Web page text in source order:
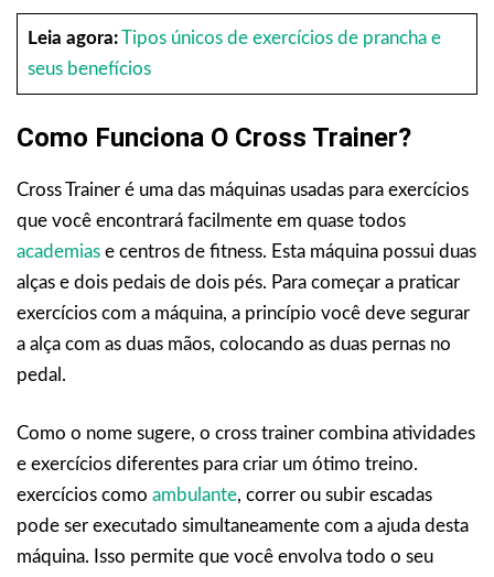
Leia agora: Tipos únicos de exercícios de prancha e
seus benefícios
Como Funciona O Cross Trainer?
Cross Trainer é uma das máquinas usadas para exercícios
que você encontrará facilmente em quase todos
academias e centros de fitness. Esta máquina possui duas
alças e dois pedais de dois pés. Para começar a praticar
exercícios com a máquina, a princípio você deve segurar
a alça com as duas mãos, colocando as duas pernas no
pedal.
Como o nome sugere, o cross trainer combina atividades
e exercícios diferentes para criar um ótimo treino.
exercícios como ambulante, correr ou subir escadas
pode ser executado simultaneamente com a ajuda desta
máquina. Isso permite que você envolva todo o seu